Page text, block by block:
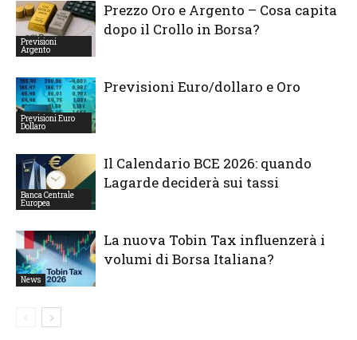
Previsioni
Argento
Prezzo Oro e Argento – Cosa capita
dopo il Crollo in Borsa?
Previsioni Euro
Dollaro
Previsioni Euro/dollaro e Oro
Banca Centrale
Europea
Il Calendario BCE 2026: quando
Lagarde deciderà sui tassi
News
La nuova Tobin Tax influenzerà i
volumi di Borsa Italiana?